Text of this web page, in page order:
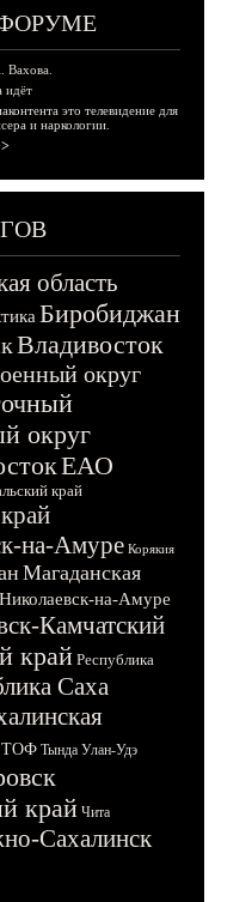
Вахова.
идёт
это телевидение для
и наркологии.
область
Биробиджан
Владивосток
округ
округ
ЕАО
край
на-Амуре Корякия
Магаданская
Николаевск-на-Амуре
Камчатский
крайРеспублика
Саха
ТОФ Тында Улан-Удэ
край Чита
Сахалинск